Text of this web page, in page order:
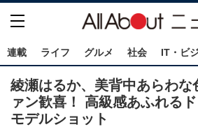
連載 ライフ グルメ 社会 IT・ビ
綾瀬はるか、美背中あらわな
ァン歓喜！ 高級感あふれる
モデルショット